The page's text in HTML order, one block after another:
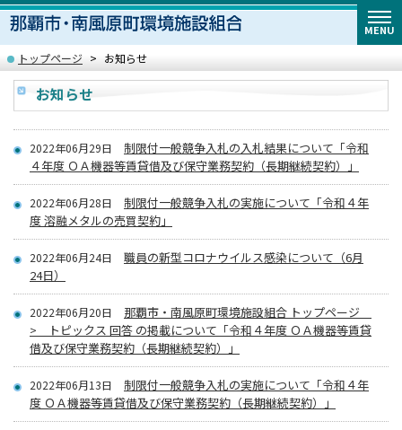
MENU
トップページ お知らせ
お知らせ
2022年06月29日
制限付一般競争入札の入札結果について「令和
４年度 ＯＡ機器等賃貸借及び保守業務契約（長期継続契約）」
2022年06月28日
制限付一般競争入札の実施について「令和４年
度 溶融メタルの売買契約」
2022年06月24日
職員の新型コロナウイルス感染について（6月
24日）
2022年06月20日
那覇市・南風原町環境施設組合 トップページ
> トピックス 回答 の掲載について「令和４年度 ＯＡ機器等賃貸
借及び保守業務契約（長期継続契約）」
2022年06月13日
制限付一般競争入札の実施について「令和４年
度 ＯＡ機器等賃貸借及び保守業務契約（長期継続契約）」